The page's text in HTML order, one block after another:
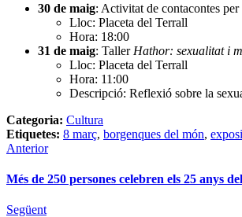
30 de maig: Activitat de contacontes
Lloc: Placeta del Terrall
Hora: 18:00
31 de maig: Taller Hathor: sexualitat i
Lloc: Placeta del Terrall
Hora: 11:00
Descripció: Reflexió sobre la
Categoria: Cultura
Etiquetes: 8 març, borgenques del món,
Anterior
Més de 250 persones celebren els 25 anys
Següent